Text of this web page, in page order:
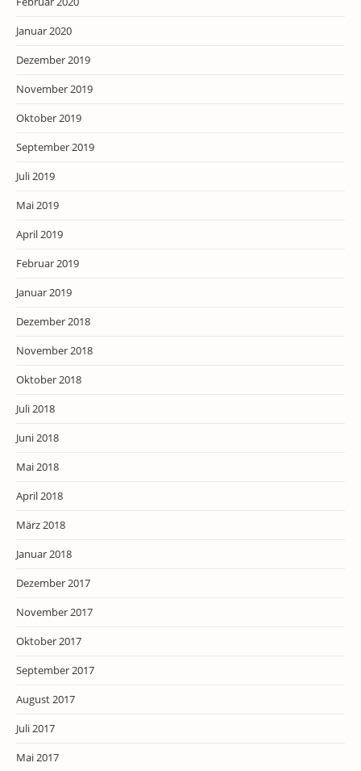
Januar 2020
Dezember 2019
November 2019
Oktober 2019
September 2019
Juli 2019
Mai 2019
April 2019
Februar 2019
Januar 2019
Dezember 2018
November 2018
Oktober 2018
Juli 2018
Juni 2018
Mai 2018
April 2018
März 2018
Januar 2018
Dezember 2017
November 2017
Oktober 2017
September 2017
August 2017
Juli 2017
Mai 2017